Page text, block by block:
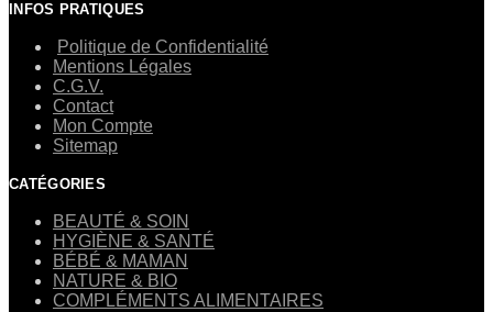
INFOS PRATIQUES
Politique de Confidentialité
Mentions Légales
C.G.V.
Contact
Mon Compte
Sitemap
CATÉGORIES
BEAUTÉ & SOIN
HYGIÈNE & SANTÉ
BÉBÉ & MAMAN
NATURE & BIO
COMPLÉMENTS ALIMENTAIRES